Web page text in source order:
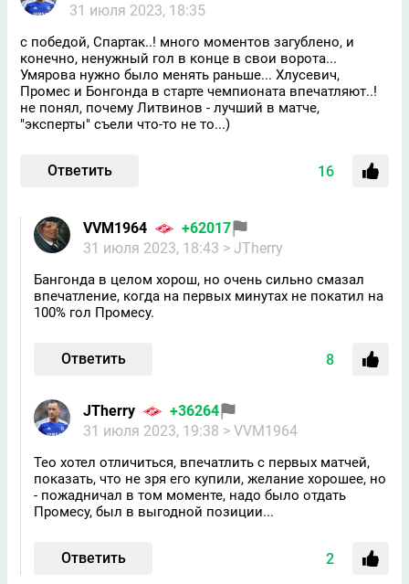
31 июля 2023, 18:35
с победой, Спартак..! много моментов загублено, и
конечно, ненужный гол в конце в свои ворота...
Умярова нужно было менять раньше... Хлусевич,
Промес и Бонгонда в старте чемпионата впечатляют..!
не понял, почему Литвинов - лучший в матче,
"эксперты" съели что-то не то...)
Ответить 16
VVM1964
+62017
31 июля 2023, 18:43 > JTherry
Бангонда в целом хорош, но очень сильно смазал
впечатление, когда на первых минутах не покатил на
100% гол Промесу.
Ответить 8
JTherry
+36264
31 июля 2023, 19:38 > VVM1964
Тео хотел отличиться, впечатлить с первых матчей,
показать, что не зря его купили, желание хорошее, но
- пожадничал в том моменте, надо было отдать
Промесу, был в выгодной позиции...
Ответить 2